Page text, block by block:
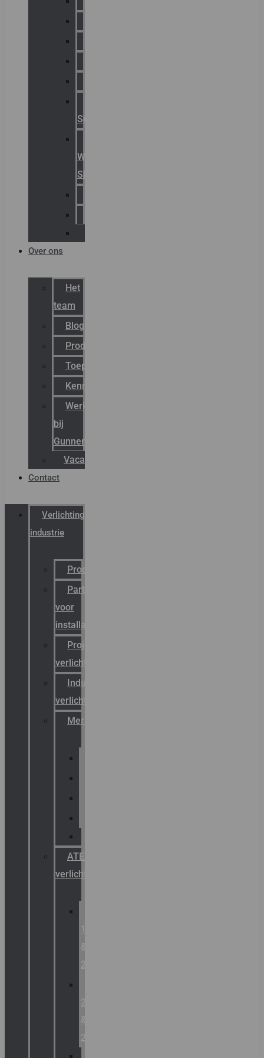
Signaling
Warning
Signals
Over ons
Het
team
Blog
Productnieuws
Toepassingen
Kenniscentrum
Werken
bij
Gunneman
Vacatures
Contact
Verlichting
industrie
Productcatalogus
Partner
voor
installateurs
Projectreferenties
verlichting
Industriële
verlichting
Merken
ATEX
verlichting
1
&
2
21
&
22